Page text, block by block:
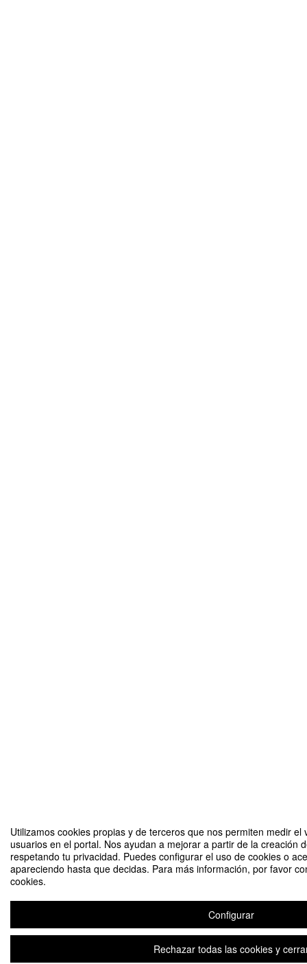
Utilizamos cookies propias y de terceros que nos permiten medir
usuarios en el portal. Nos ayudan a mejorar a partir de la creación
respetando tu privacidad. Puedes configurar el uso de cookies o
apareciendo hasta que decidas. Para más información, por favor
cookies.
Configurar
Rechazar todas las cookies y